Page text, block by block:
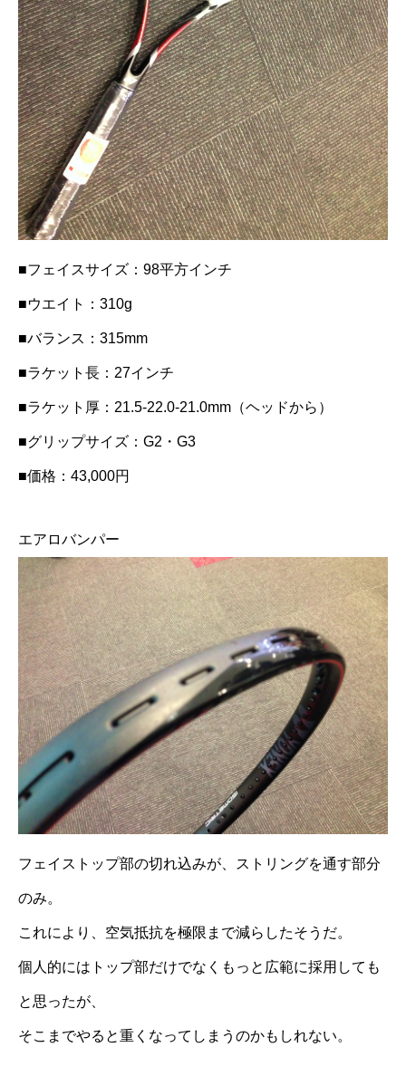
■フェイスサイズ：98平方インチ
■ウエイト：310g
■バランス：315mm
■ラケット長：27インチ
■ラケット厚：21.5-22.0-21.0mm（ヘッドから）
■グリップサイズ：G2・G3
■価格：43,000円
エアロバンパー
フェイストップ部の切れ込みが、ストリングを通す部分
のみ。
これにより、空気抵抗を極限まで減らしたそうだ。
個人的にはトップ部だけでなくもっと広範に採用しても
と思ったが、
そこまでやると重くなってしまうのかもしれない。